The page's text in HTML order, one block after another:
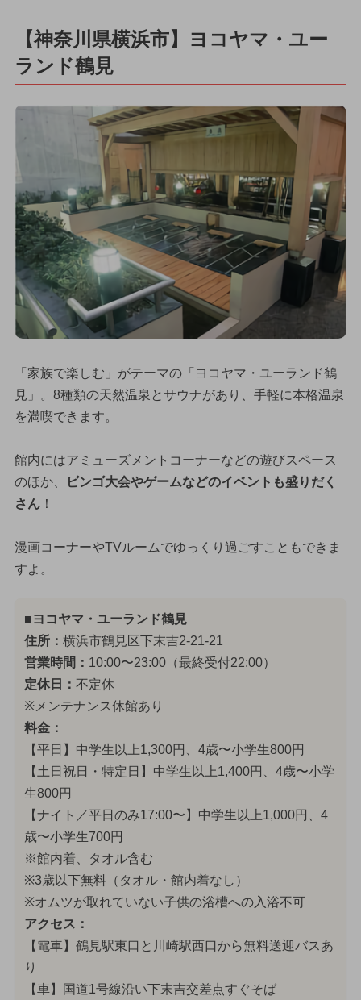
【神奈川県横浜市】ヨコヤマ・ユー
ランド鶴見
「家族で楽しむ」がテーマの「ヨコヤマ・ユーランド鶴
見」。8種類の天然温泉とサウナがあり、手軽に本格温泉
を満喫できます。
館内にはアミューズメントコーナーなどの遊びスペース
のほか、
ビンゴ大会やゲームなどのイベントも盛りだく
さん！
漫画コーナーやTVルームでゆっくり過ごすこともできま
すよ。
■ヨコヤマ・ユーランド鶴見
住所： 横浜市鶴見区下末吉2-21-21
営業時間： 10:00〜23:00（最終受付22:00）
定休日： 不定休
※メンテナンス休館あり
料金：
【平日】中学生以上1,300円、4歳〜小学生800円
【土日祝日・特定日】中学生以上1,400円、4歳〜小学
生800円
【ナイト／平日のみ17:00〜】中学生以上1,000円、4
歳〜小学生700円
※館内着、タオル含む
※3歳以下無料（タオル・館内着なし）
※オムツが取れていない子供の浴槽への入浴不可
アクセス：
【電車】鶴見駅東口と川崎駅西口から無料送迎バスあ
り
【車】国道1号線沿い下末吉交差点すぐそば